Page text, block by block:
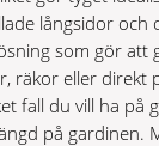
långsidor och
som gör att
räkor eller direkt
fall du vill ha på
på gardinen.